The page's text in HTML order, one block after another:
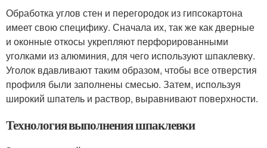
Обработка углов стен и перегородок из гипсокартона
имеет свою специфику. Сначала их, так же как дверные
и оконные откосы укрепляют перфорированными
уголками из алюминия, для чего используют шпаклевку.
Уголок вдавливают таким образом, чтобы все отверстия
профиля были заполнены смесью. Затем, используя
широкий шпатель и раствор, выравнивают поверхности.
Технология выполнения шпаклевки